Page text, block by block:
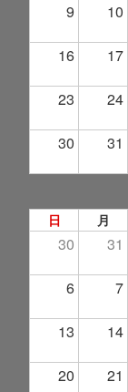
9 10
16 17
23 24
30 31
日 月
30 31
6 7
13 14
20 21